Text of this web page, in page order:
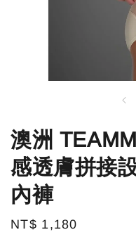
澳洲
感透膚拼接
內褲
Regular
NT$ 1,180